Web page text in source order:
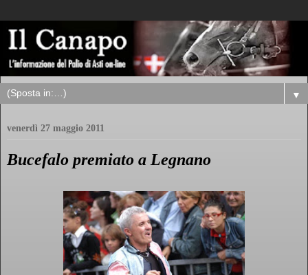
▼
venerdì 27 maggio 2011
Bucefalo premiato a Legnano